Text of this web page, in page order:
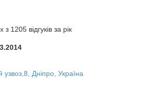
1205 відгуків за рік
Дніпро, Україна